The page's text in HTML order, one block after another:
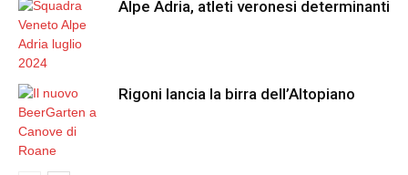
Alpe Adria, atleti veronesi determinanti
Rigoni lancia la birra dell’Altopiano